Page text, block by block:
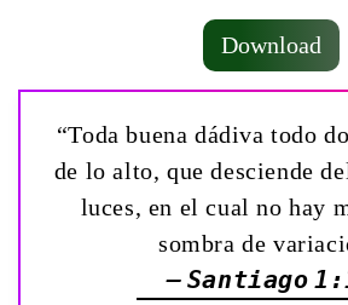
Download
“Toda buena dádiva todo
de lo alto, que desciende
luces, en el cual no hay
sombra de
— Santiago